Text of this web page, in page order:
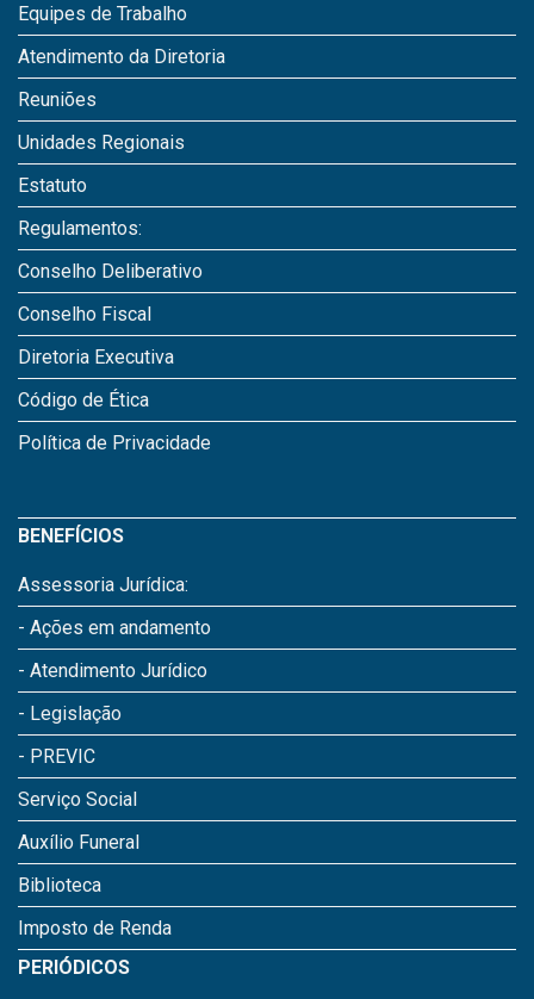
Equipes de Trabalho
Atendimento da Diretoria
Reuniões
Unidades Regionais
Estatuto
Regulamentos:
Conselho Deliberativo
Conselho Fiscal
Diretoria Executiva
Código de Ética
Política de Privacidade
BENEFÍCIOS
Assessoria Jurídica:
- Ações em andamento
- Atendimento Jurídico
- Legislação
- PREVIC
Serviço Social
Auxílio Funeral
Biblioteca
Imposto de Renda
PERIÓDICOS